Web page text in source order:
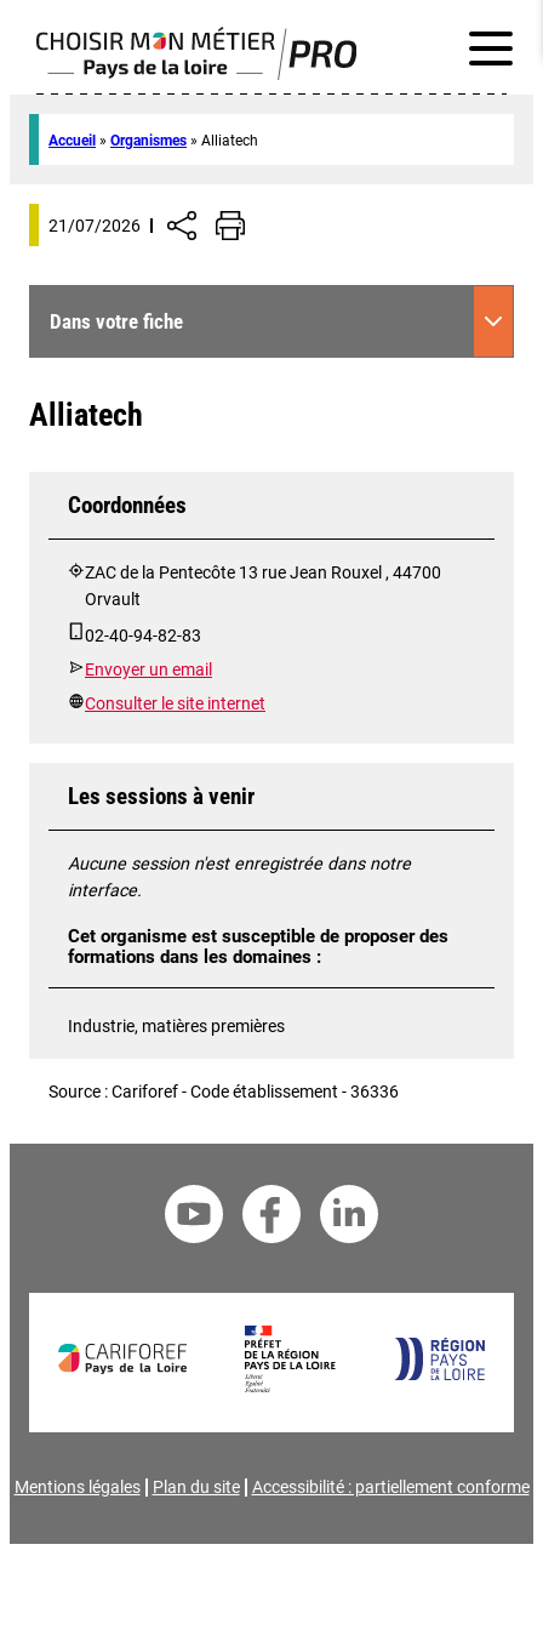
Accueil » Organismes » Alliatech
21/07/2026
Dans votre fiche
Alliatech
Coordonnées
ZAC de la Pentecôte 13 rue Jean Rouxel , 44700
Orvault
02-40-94-82-83
Envoyer un email
Consulter le site internet
Les sessions à venir
Aucune session n'est enregistrée dans notre
interface.
Cet organisme est susceptible de proposer des
formations dans les domaines :
Industrie, matières premières
Source : Cariforef - Code établissement - 36336
Mentions légales Plan du site Accessibilité : partiellement conforme